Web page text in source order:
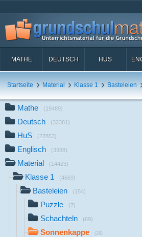
MATHE DEUTSCH HUS
Startseite Material Klasse 1 Basteleien
Mathe (19489)
Deutsch (32381)
HuS (27853)
Englisch (3988)
Material (14423)
Klasse 1 (4669)
Basteleien (154)
Puzzle (7)
Schachteln (69)
Sonnenkappe (28)